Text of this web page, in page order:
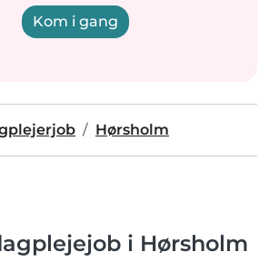
Kom i gang
Hørsholm
i Hørsholm